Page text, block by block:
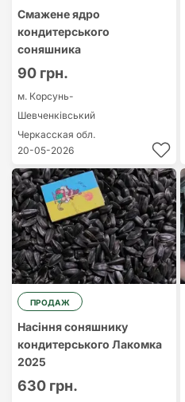
Смажене ядро
кондитерського
соняшника
90 грн.
м. Корсунь-
Шевченківський
Черкасская обл.
20-05-2026
ПРОДАЖ
Насіння соняшнику
кондитерського Лакомка
2025
630 грн.